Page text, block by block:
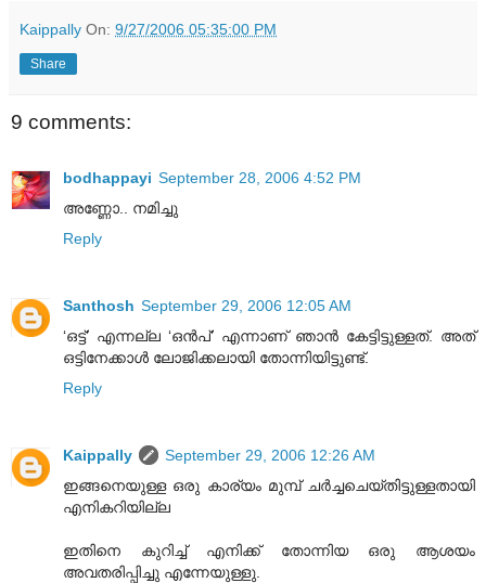
Kaippally On: 9/27/2006 05:35:00 PM
Share
9 comments:
bodhappayi September 28, 2006 4:52 PM
അണ്ണോ.. നമിച്ചു
Reply
Santhosh September 29, 2006 12:05 AM
‘ഒട്ട്’ എന്നല്ല ‘ഒന്‍പ്’ എന്നാണ് ഞാന്‍ കേട്ടിട്ടുള്ളത്. അത്
ഒട്ടിനേക്കാള്‍ ലോജിക്കലായി തോന്നിയിട്ടുണ്ട്.
Reply
Kaippally
September 29, 2006 12:26 AM
ഇങ്ങനെയുള്ള ഒരു കാര്യം മുമ്പ് ചര്‍‍ച്ചചെയ്തിട്ടുള്ളതായി
എനികറിയില്ല
ഇതിനെ കുറിച്ച് എനിക്ക് തോന്നിയ ഒരു ആശയം
അവതരിപ്പിച്ചു എന്നേയുള്ളു.